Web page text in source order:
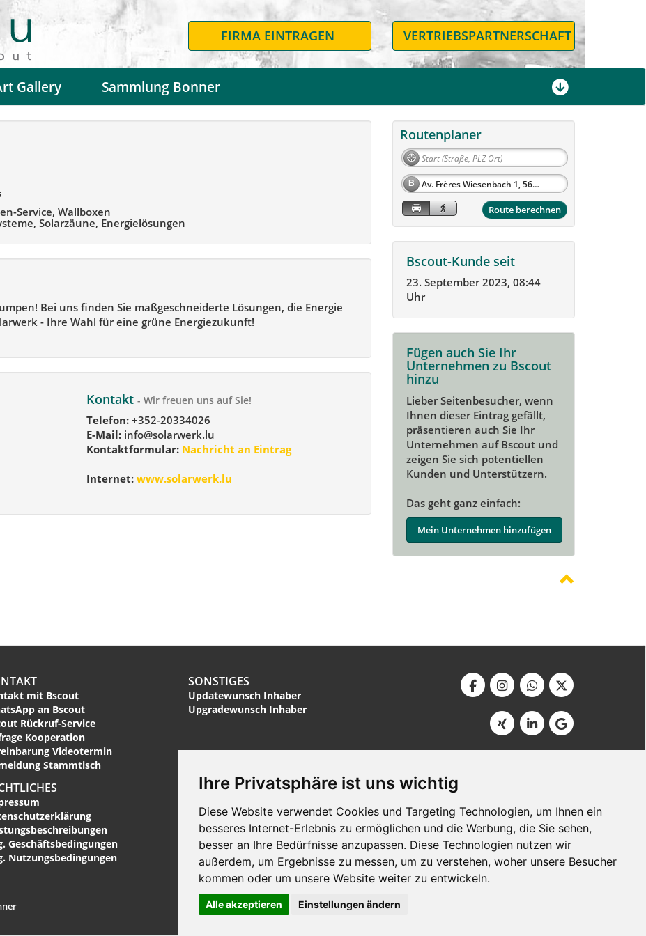
Ihre Privatsphäre ist uns wichtig
Diese Website verwendet Cookies und Targeting Technologien, um Ihnen ein
besseres Internet-Erlebnis zu ermöglichen und die Werbung, die Sie sehen,
besser an Ihre Bedürfnisse anzupassen. Diese Technologien nutzen wir
außerdem, um Ergebnisse zu messen, um zu verstehen, woher unsere Besucher
kommen oder um unsere Website weiter zu entwickeln.
Alle akzeptieren Einstellungen ändern
FIRMA EINTRAGEN VERTRIEBSPARTNERSCHAFT
Gallery Sammlung Bonner
Service, Wallboxen
Solarzäune, Energielösungen
Bei uns finden Sie maßgeschneiderte Lösungen, die Energie
- Ihre Wahl für eine grüne Energiezukunft!
Kontakt - Wir freuen uns auf Sie!
Telefon:+352-20334026
E-Mail:info@solarwerk.lu
Kontaktformular:Nachricht an Eintrag
Internet: www.solarwerk.lu
Routenplaner
B
Route berechnen
Bscout-Kunde seit
23. September 2023, 08:44
Uhr
Fügen auch Sie Ihr
Unternehmen zu Bscout
hinzu
Lieber Seitenbesucher, wenn
Ihnen dieser Eintrag gefällt,
präsentieren auch Sie Ihr
Unternehmen auf Bscout und
zeigen Sie sich potentiellen
Kunden und Unterstützern.
Das geht ganz einfach:
Mein Unternehmen hinzufügen
mit Bscout
an Bscout
Rückruf-Service
Kooperation
Videotermin
Stammtisch
Geschäftsbedingungen
Nutzungsbedingungen
SONSTIGES
Updatewunsch Inhaber
Upgradewunsch Inhaber
Bscout